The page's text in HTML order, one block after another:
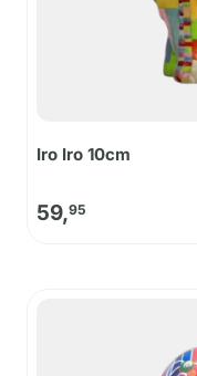
Iro Iro 10cm
59,95